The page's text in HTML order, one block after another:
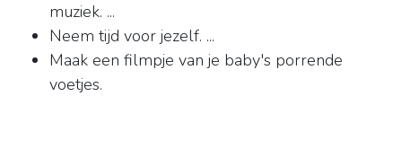
muziek. ...
Neem tijd voor jezelf. ...
Maak een filmpje van je baby's porrende
voetjes.